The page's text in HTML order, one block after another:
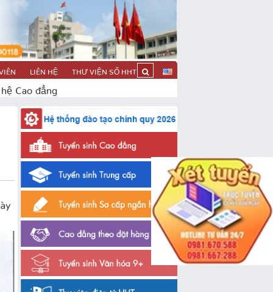
LIÊN HỆ THƯ VIỆN SỐ HHT
Cao đẳng